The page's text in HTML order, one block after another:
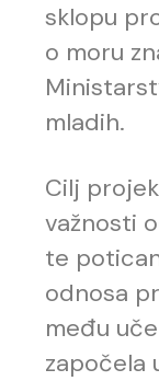
sklopu
o moru
mladih.
Cilj
važnosti
te
odnosa
među
započela